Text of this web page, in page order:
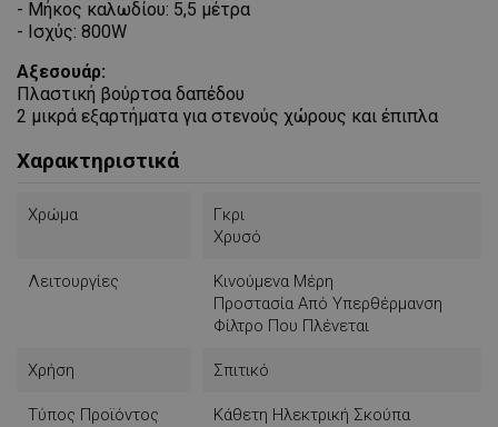
- Μήκος καλωδίου: 5,5 μέτρα
- Ισχύς: 800W
Αξεσουάρ:
Πλαστική βούρτσα δαπέδου
2 μικρά εξαρτήματα για στενούς χώρους και έπιπλα
Χαρακτηριστικά
Χρώμα
Γκρι
Χρυσό
Λειτουργίες
Κινούμενα Μέρη
Προστασία Από Υπερθέρμανση
Φίλτρο Που Πλένεται
Χρήση Σπιτικό
Τύπος Προϊόντος Κάθετη Ηλεκτρική Σκούπα